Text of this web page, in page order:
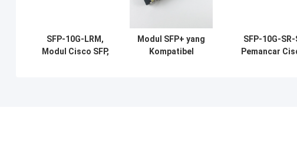
SFP-10G-LRM,
Modul Cisco SFP,
Modul SFP+ yang
Kompatibel
SFP-10G-SR-
Pemancar